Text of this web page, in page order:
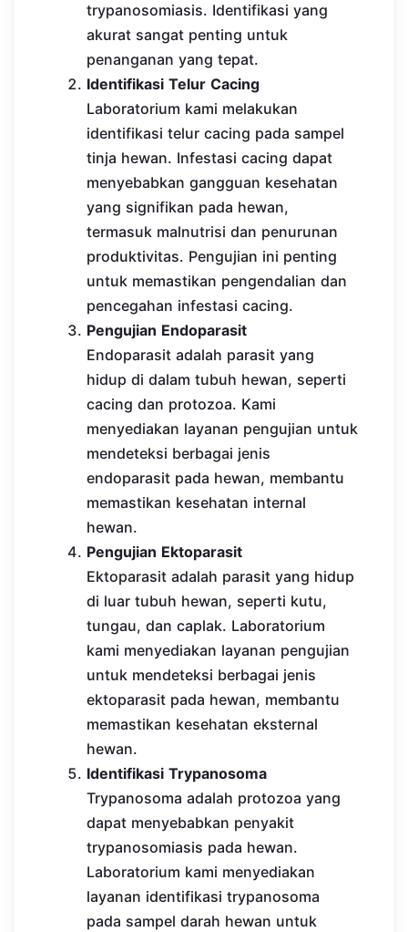
trypanosomiasis. Identifikasi yang
akurat sangat penting untuk
penanganan yang tepat.
Identifikasi Telur Cacing
Laboratorium kami melakukan
identifikasi telur cacing pada sampel
tinja hewan. Infestasi cacing dapat
menyebabkan gangguan kesehatan
yang signifikan pada hewan,
termasuk malnutrisi dan penurunan
produktivitas. Pengujian ini penting
untuk memastikan pengendalian dan
pencegahan infestasi cacing.
Pengujian Endoparasit
Endoparasit adalah parasit yang
hidup di dalam tubuh hewan, seperti
cacing dan protozoa. Kami
menyediakan layanan pengujian untuk
mendeteksi berbagai jenis
endoparasit pada hewan, membantu
memastikan kesehatan internal
hewan.
Pengujian Ektoparasit
Ektoparasit adalah parasit yang hidup
di luar tubuh hewan, seperti kutu,
tungau, dan caplak. Laboratorium
kami menyediakan layanan pengujian
untuk mendeteksi berbagai jenis
ektoparasit pada hewan, membantu
memastikan kesehatan eksternal
hewan.
Identifikasi Trypanosoma
Trypanosoma adalah protozoa yang
dapat menyebabkan penyakit
trypanosomiasis pada hewan.
Laboratorium kami menyediakan
layanan identifikasi trypanosoma
pada sampel darah hewan untuk